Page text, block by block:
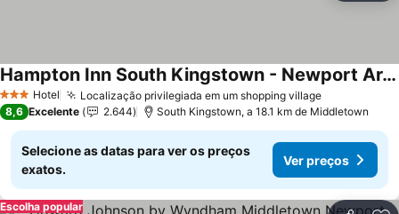
3 EstrelasHotel Localização privilegiada em um shopping village
Hampton Inn South Kingstown - Newport Area
8,6 Excelente 2.644 South Kingstown, a 18.1 km de Middletown
Selecione as datas para ver os preços
exatos.
Ver preços
Escolha popular